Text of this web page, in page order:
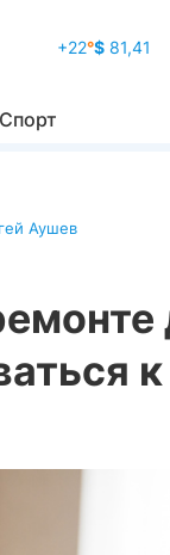
+22°$81,41
Спорт
Аушев
к